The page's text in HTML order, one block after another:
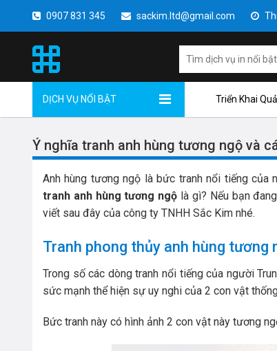
0907 831 345 sackim.ltd@gmail.com
DỊCH VỤ NỔI BẬT Triển Khai
Ý nghĩa tranh anh hùng tương ngộ và
Anh hùng tương ngộ là bức tranh nổi tiếng của
tranh anh hùng tương ngộ là gì? Nếu bạn
viết sau đây của công ty TNHH Sắc Kim nhé.
Tranh phong thủy anh hùng tương
Trong số các dòng tranh nổi tiếng của người
sức mạnh thể hiện sự uy nghi của 2 con vật
Bức tranh này có hình ảnh 2 con vật này tương